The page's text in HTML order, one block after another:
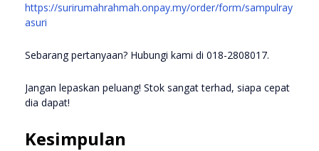
https://surirumahrahmah.onpay.my/order/form/sampulray
asuri
Sebarang pertanyaan? Hubungi kami di 018-2808017.
Jangan lepaskan peluang! Stok sangat terhad, siapa cepat
dia dapat!
Kesimpulan